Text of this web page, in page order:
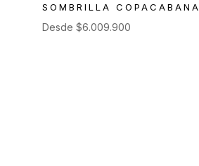
SOMBRILLA COPACABANA
Desde $6.009.900